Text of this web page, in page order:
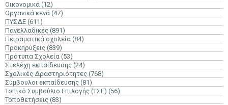
Οικονομικά (12)
Οργανικά κενά (47)
ΠΥΣΔΕ (611)
Πανελλαδικές (891)
Πειραματικά σχολεία (84)
Προκηρύξεις (839)
Πρότυπα Σχολεία (53)
Στελέχη εκπαίδευσης (24)
Σχολικές Δραστηριότητες (768)
Σύμβουλοι εκπαίδευσης (81)
Τοπικό Συμβούλιο Επιλογής (ΤΣΕ) (56)
Τοποθετήσεις (83)